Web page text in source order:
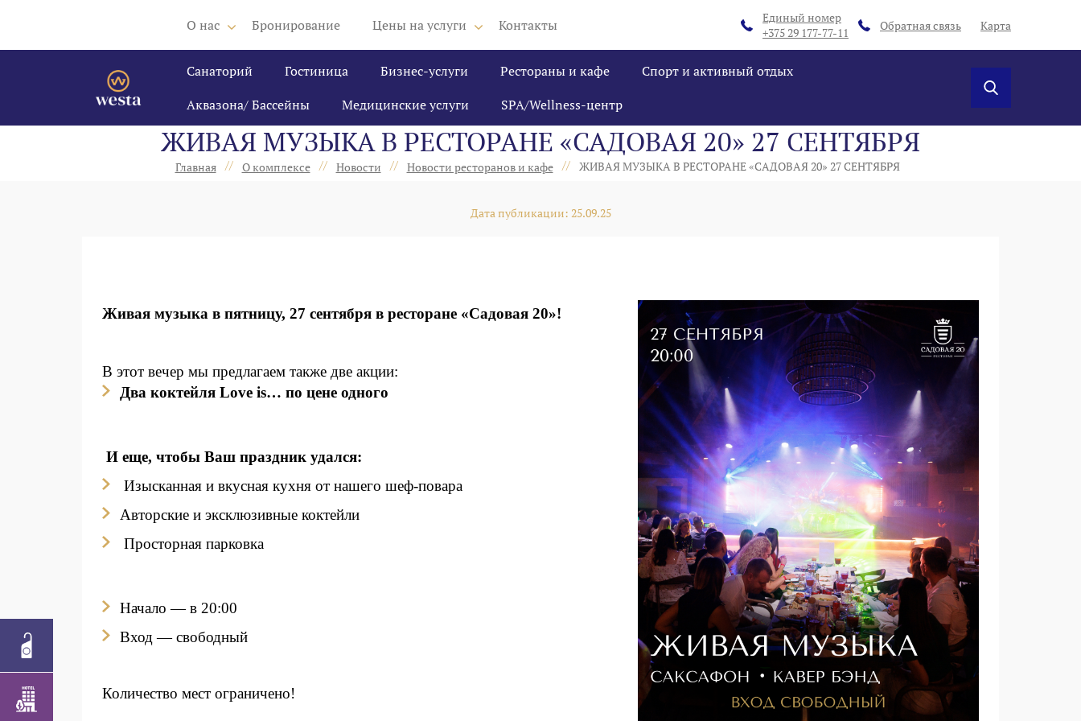
О нас Бронирование Цены на услуги Контакты
Единый номер
+375 29 177-77-11
Обратная связь Карта
Санаторий Гостиница Бизнес-услуги Рестораны и кафе
Спорт и активный отдых
Аквазона/ Бассейны
Медицинские услуги SPA/Wellness-центр
ЖИВАЯ МУЗЫКА В РЕСТОРАНЕ «‎САДОВАЯ 20» 27 СЕНТЯБРЯ
Главная // О комплексе // Новости // Новости ресторанов и кафе // ЖИВАЯ МУЗЫКА В РЕСТОРАНЕ «‎САДОВАЯ 20» 27 СЕНТЯБРЯ
Дата публикации: 25.09.25
Живая музыка в пятницу, 27 сентября в ресторане «Садовая 20»!
В этот вечер мы предлагаем также две акции:
Два коктейля Love is… по цене одного
И еще, чтобы Ваш праздник удался:
Изысканная и вкусная кухня от нашего шеф-повара
Авторские и эксклюзивные коктейли
Просторная парковка
Начало — в 20:00
Вход — свободный
Количество мест ограничено!